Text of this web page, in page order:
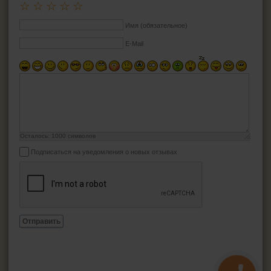
☆
☆
☆
☆
☆
Имя (обязательное)
E-Mail
Осталось: 1000 символов
Подписаться на уведомления о новых отзывах
Отправить